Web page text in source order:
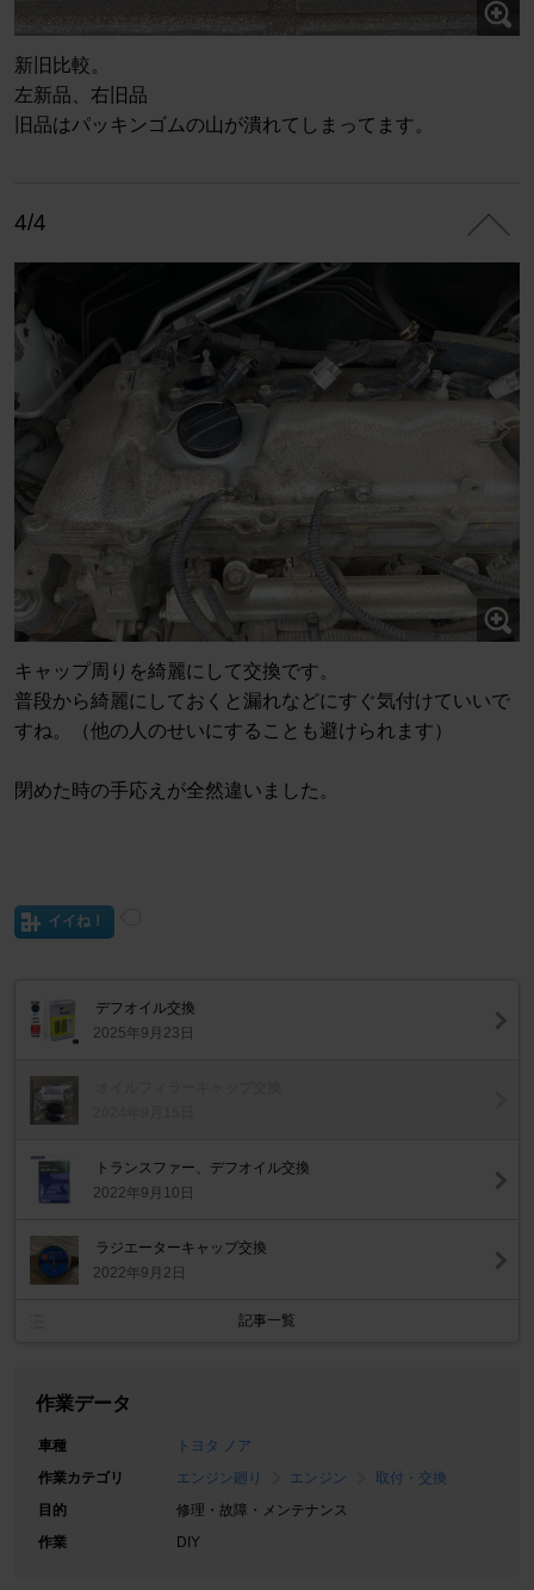
新旧比較。
左新品、右旧品
旧品はパッキンゴムの山が潰れてしまってます。
4/4
キャップ周りを綺麗にして交換です。
普段から綺麗にしておくと漏れなどにすぐ気付けていいで
すね。（他の人のせいにすることも避けられます）
閉めた時の手応えが全然違いました。
イイね！
デフオイル交換
2025年9月23日
トランスファー、デフオイル交換
2022年9月10日
ラジエーターキャップ交換
2022年9月2日
記事一覧
作業データ
車種
トヨタ ノア
作業カテゴリ
エンジン廻り エンジン
取付・交換
目的
修理・故障・メンテナンス
作業
DIY